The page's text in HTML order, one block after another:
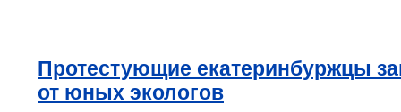
Протестующие екатеринбуржцы
от юных экологов